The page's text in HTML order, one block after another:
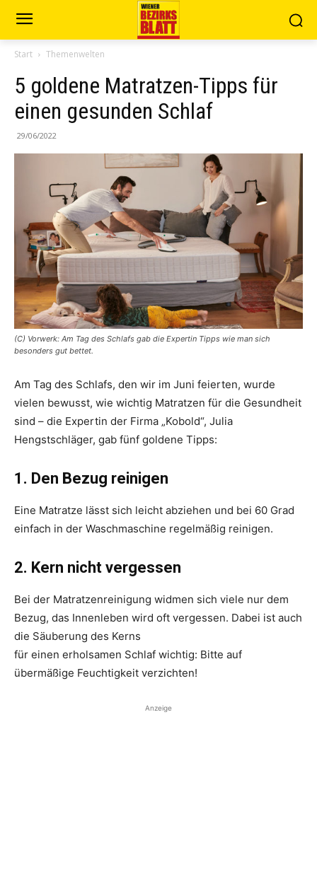
Start Themenwelten
5 goldene Matratzen-Tipps für
einen gesunden Schlaf
29/06/2022
(C) Vorwerk: Am Tag des Schlafs gab die Expertin Tipps wie man sich
besonders gut bettet.
Am Tag des Schlafs, den wir im Juni ­feierten, wurde
vielen bewusst, wie wichtig Matratzen für die Gesundheit
sind – die Expertin der Firma „Kobold“, Julia
Hengstschläger, gab fünf goldene Tipps:
1. Den Bezug reinigen
Eine Matratze lässt sich leicht abziehen und bei 60 Grad
einfach in der Waschmaschine regelmäßig reinigen.
2. Kern nicht vergessen
Bei der Matratzenreinigung widmen sich viele nur dem
Bezug, das Innenleben wird oft vergessen. Dabei ist auch
die Säuberung des Kerns
für einen erholsamen Schlaf wichtig: Bitte auf
übermäßige Feuchtigkeit verzichten!
Anzeige